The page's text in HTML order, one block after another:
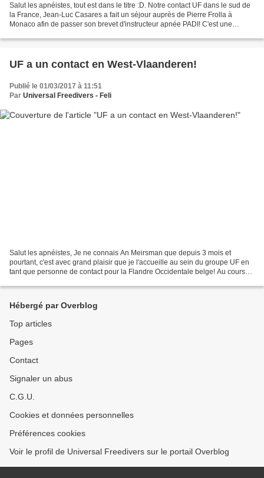
Salut les apnéistes, tout est dans le titre :D. Notre contact UF dans le sud de
la France, Jean-Luc Casares a fait un séjour auprès de Pierre Frolla à
Monaco afin de passer son brevet d'instructeur apnée PADI! C'est une
UF a un contact en West-Vlaanderen!
Publié le 01/03/2017 à 11:51
Par Universal Freedivers - Feli
Salut les apnéistes, Je ne connais An Meirsman que depuis 3 mois et
pourtant, c'est avec grand plaisir que je l'accueille au sein du groupe UF en
tant que personne de contact pour la Flandre Occidentale belge! Au cours
Hébergé par Overblog
Top articles
Pages
Contact
Signaler un abus
C.G.U.
Cookies et données personnelles
Préférences cookies
Voir le profil de Universal Freedivers sur le portail Overblog